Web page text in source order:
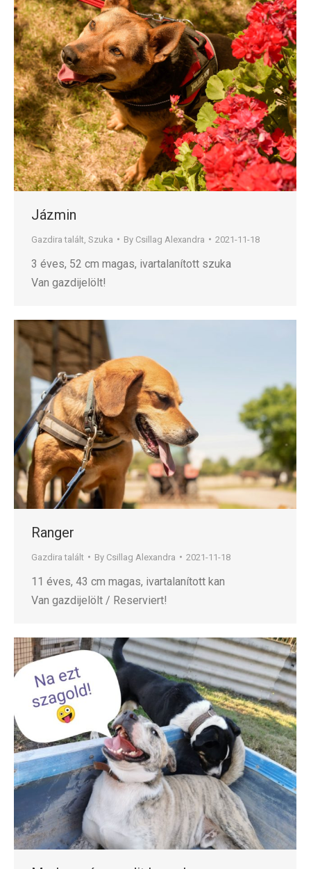
Jázmin
Gazdira talált Szuka By Csillag Alexandra 2021-11-18
3 éves, 52 cm magas, ivartalanított szuka
Van gazdijelölt!
Ranger
Gazdira talált By Csillag Alexandra 2021-11-18
11 éves, 43 cm magas, ivartalanított kan
Van gazdijelölt / Reserviert!